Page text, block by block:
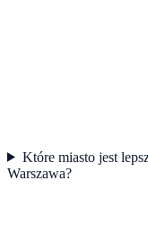
Które miasto jest
Warszawa?